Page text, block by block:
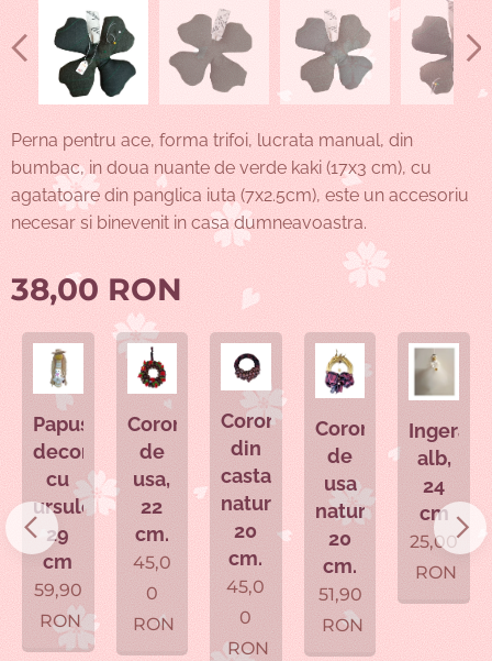
Perna pentru ace, forma trifoi, lucrata manual, din
bumbac, in doua nuante de verde kaki (17x3 cm), cu
agatatoare din panglica iuta (7x2.5cm), este un accesoriu
necesar si binevenit in casa dumneavoastra.
38,00 RON
Papusa
decor
cu
ursulet,
29
cm
59,90
RON
Coronita
de
usa,
22
cm.
45,0
0
RON
Coronita
din
castane
naturale,
20
cm.
45,0
0
RON
Coronita
de
usa
nature,
20
cm.
51,90
RON
Ingeras
alb,
24
cm
25,00
RON